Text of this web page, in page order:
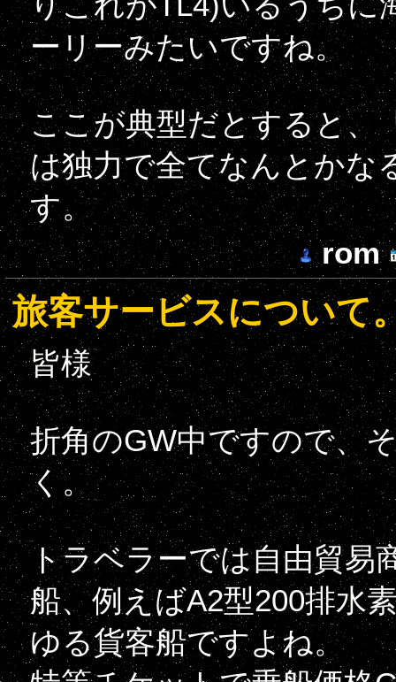
ーリーみたいですね。
ここが典型だとすると、
は独力で全てなんとかな
す。
rom
旅客サービスについて
皆様
折角のGW中ですので、
く。
トラベラーでは自由貿易
船、例えばA2型200排水
ゆる貨客船ですよね。